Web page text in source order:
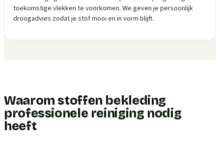
toekomstige vlekken te voorkomen. We geven je persoonlijk
droogadvies zodat je stof mooi en in vorm blijft.
Waarom stoffen bekleding
professionele reiniging nodig
heeft